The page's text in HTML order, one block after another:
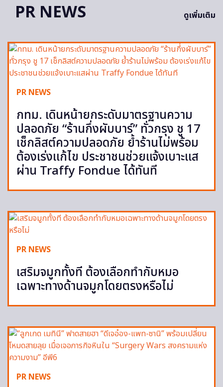
PR NEWS ดูเพิ่มเติม
PR NEWS
กทม. เดินหน้ายกระดับมาตรฐานความ
ปลอดภัย “ร้านกึ่งผับบาร์” ทั่วกรุง ชู 17
เช็กลิสต์ความปลอดภัย ย้ำร้านไม่พร้อม
ต้องเร่งแก้ไข ประชาชนช่วยแจ้งเบาะแส
ผ่าน Traffy Fondue ได้ทันที
PR NEWS
เสริมจมูกทั้งที ต้องเลือกทำกับหมอ
เฉพาะทางด้านจมูกโดยตรงหรือไม่
PR NEWS